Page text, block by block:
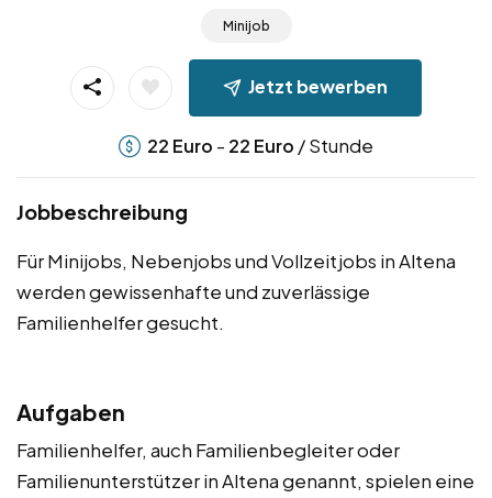
Minijob
Jetzt bewerben
22 Euro - 22 Euro / Stunde
Jobbeschreibung
Für Minijobs, Nebenjobs und Vollzeitjobs in Altena
werden gewissenhafte und zuverlässige
Familienhelfer gesucht.
Aufgaben
Familienhelfer, auch Familienbegleiter oder
Familienunterstützer in Altena genannt, spielen eine